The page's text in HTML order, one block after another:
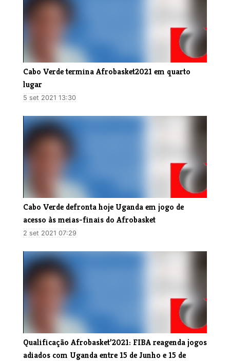
Cabo Verde termina Afrobasket2021 em quarto
lugar
5 set 2021 13:30
Cabo Verde defronta hoje Uganda em jogo de
acesso às meias-finais do Afrobasket
2 set 2021 07:29
Qualificação Afrobasket’2021: FIBA reagenda jogos
adiados com Uganda entre 15 de Junho e 15 de